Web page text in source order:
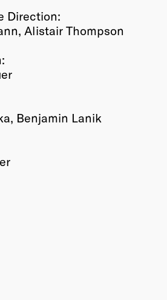
Direction:
Alistair Thompson
Benjamin Lanik